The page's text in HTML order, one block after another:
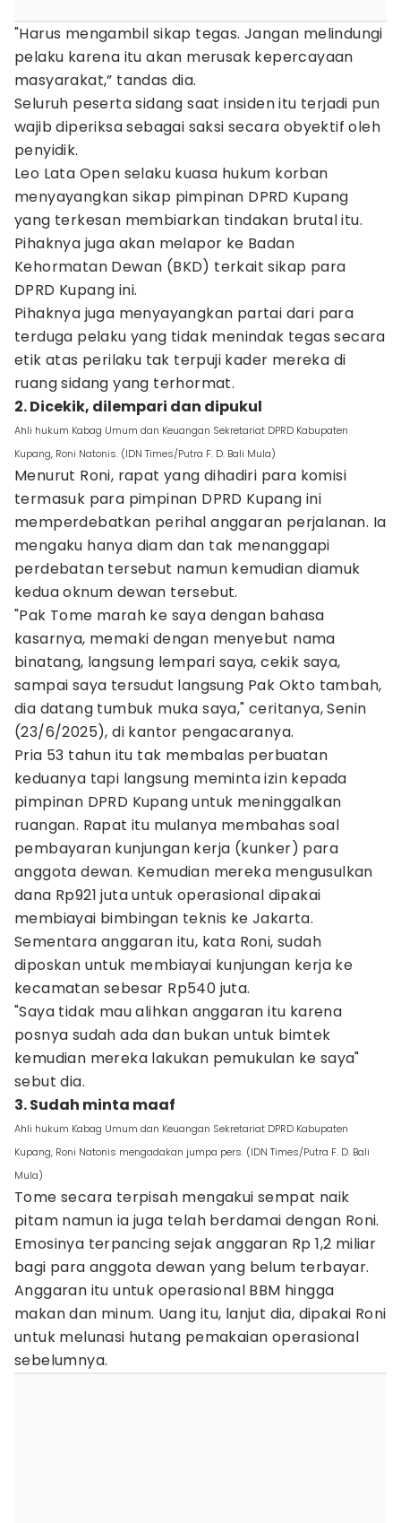
"Harus mengambil sikap tegas. Jangan melindungi
pelaku karena itu akan merusak kepercayaan
masyarakat,” tandas dia.
Seluruh peserta sidang saat insiden itu terjadi pun
wajib diperiksa sebagai saksi secara obyektif oleh
penyidik.
Leo Lata Open selaku kuasa hukum korban
menyayangkan sikap pimpinan DPRD Kupang
yang terkesan membiarkan tindakan brutal itu.
Pihaknya juga akan melapor ke Badan
Kehormatan Dewan (BKD) terkait sikap para
DPRD Kupang ini.
Pihaknya juga menyayangkan partai dari para
terduga pelaku yang tidak menindak tegas secara
etik atas perilaku tak terpuji kader mereka di
ruang sidang yang terhormat.
2. Dicekik, dilempari dan dipukul
Ahli hukum Kabag Umum dan Keuangan Sekretariat DPRD Kabupaten
Kupang, Roni Natonis. (IDN Times/Putra F. D. Bali Mula)
Menurut Roni, rapat yang dihadiri para komisi
termasuk para pimpinan DPRD Kupang ini
memperdebatkan perihal anggaran perjalanan. Ia
mengaku hanya diam dan tak menanggapi
perdebatan tersebut namun kemudian diamuk
kedua oknum dewan tersebut.
"Pak Tome marah ke saya dengan bahasa
kasarnya, memaki dengan menyebut nama
binatang, langsung lempari saya, cekik saya,
sampai saya tersudut langsung Pak Okto tambah,
dia datang tumbuk muka saya," ceritanya, Senin
(23/6/2025), di kantor pengacaranya.
Pria 53 tahun itu tak membalas perbuatan
keduanya tapi langsung meminta izin kepada
pimpinan DPRD Kupang untuk meninggalkan
ruangan. Rapat itu mulanya membahas soal
pembayaran kunjungan kerja (kunker) para
anggota dewan. Kemudian mereka mengusulkan
dana Rp921 juta untuk operasional dipakai
membiayai bimbingan teknis ke Jakarta.
Sementara anggaran itu, kata Roni, sudah
diposkan untuk membiayai kunjungan kerja ke
kecamatan sebesar Rp540 juta.
"Saya tidak mau alihkan anggaran itu karena
posnya sudah ada dan bukan untuk bimtek
kemudian mereka lakukan pemukulan ke saya"
sebut dia.
3. Sudah minta maaf
Ahli hukum Kabag Umum dan Keuangan Sekretariat DPRD Kabupaten
Kupang, Roni Natonis mengadakan jumpa pers. (IDN Times/Putra F. D. Bali
Mula)
Tome secara terpisah mengakui sempat naik
pitam namun ia juga telah berdamai dengan Roni.
Emosinya terpancing sejak anggaran Rp 1,2 miliar
bagi para anggota dewan yang belum terbayar.
Anggaran itu untuk operasional BBM hingga
makan dan minum. Uang itu, lanjut dia, dipakai Roni
untuk melunasi hutang pemakaian operasional
sebelumnya.